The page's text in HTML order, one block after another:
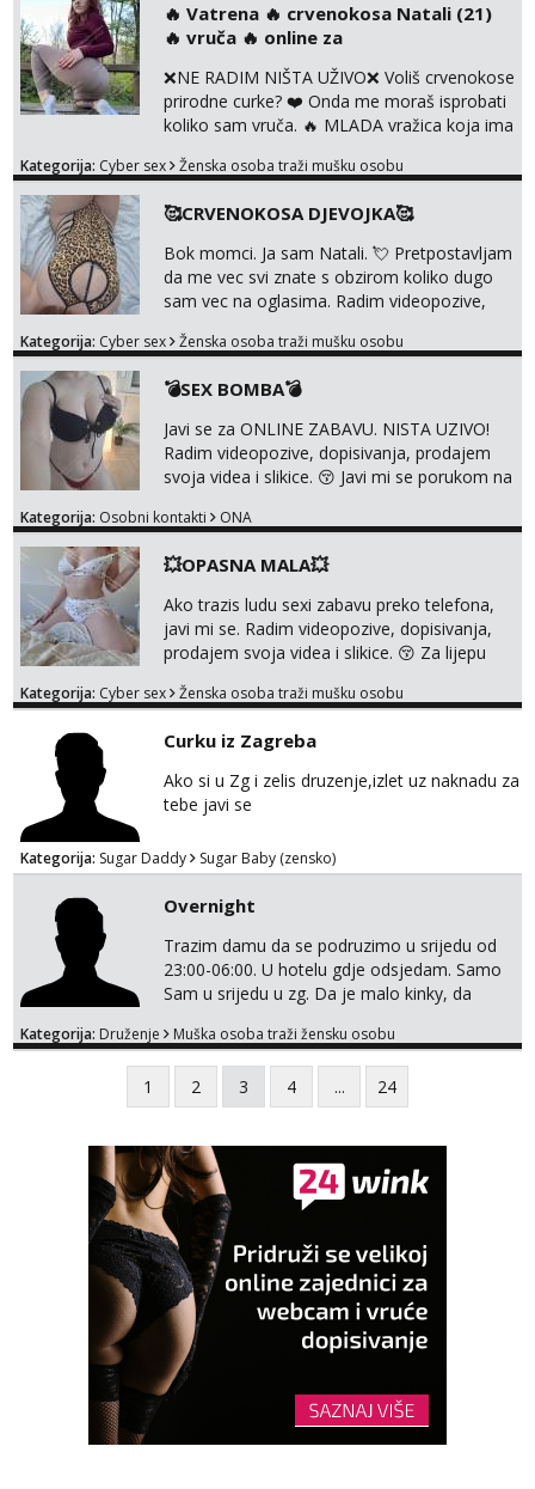
uz slike i hot line pozive. Za vas sam
pripremila i slike s licem u raznim
kombinacijama isto kao i razna videa 😈
Volim kinky stvari i dominaciju 🤫 ...
‎️‍🔥 Vatrena ‎️‍🔥 crvenokosa Natali (21)
‎️‍🔥 vruča‎ ️‍🔥 online za
❌NE RADIM NIŠTA UŽIVO❌ Voliš crvenokose
prirodne curke? ❤️ Onda me moraš isprobati
koliko sam vruča.‎ ️‍🔥 MLADA vražica koja ima
prljave i u svemu vidim samo užitak. 💦 U
po svojoj mjeri. Sexi videa s kolegicama,
dečkom ili pak ja sama di se dovodim do
ludila. 🍑 Naravno ako ti moja ponuda nije
dovoljna uvije...
Kategorija: Cyber sex Ženska osoba traži mušku osobu
🥰CRVENOKOSA DJEVOJKA🥰
Bok momci. Ja sam Natali. 💘 Pretpostavljam
da me vec svi znate s obzirom koliko dugo
sam vec na oglasima. Radim videopozive,
Za lijepu suradnju javi mi se porukom na
0045
Kategorija: Cyber sex Ženska osoba traži mušku osobu
💣SEX BOMBA💣
Javi se za ONLINE ZABAVU. NISTA UZIVO!
Radim videopozive, dopisivanja, prodajem
svoja videa i slikice. 😚 Javi mi se porukom na
0045
Kategorija: Osobni kontakti ONA
💥OPASNA MALA💥
Ako trazis ludu sexi zabavu preko telefona,
javi mi se. Radim videopozive, dopisivanja,
prodajem svoja videa i slikice. 😚 Za lijepu
Viber ili Telegram. +385 91 723 0045
Kategorija: Cyber sex Ženska osoba traži mušku osobu
Curku iz Zagreba
Ako si u Zg i zelis druzenje,izlet uz naknadu za
tebe javi se
Kategorija: Sugar Daddy Sugar Baby (zensko)
Overnight
Trazim damu da se podruzimo u srijedu od
23:00-06:00. U hotelu gdje odsjedam. Samo
Sam u srijedu u zg. Da je malo kinky, da
party friendly, naravno ako nema kemije ,
nema potrebe da se gubi vrijeme . Samo ako
si ozbiljna. Javi se na email.
Kategorija: Druženje Muška osoba traži žensku osobu
1 2 3 4 ... 24